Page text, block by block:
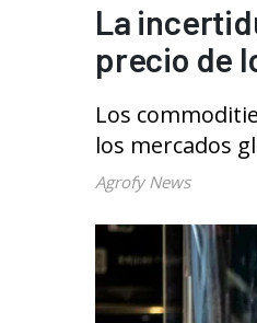
La
precio de
Los
los mercados
Agrofy News